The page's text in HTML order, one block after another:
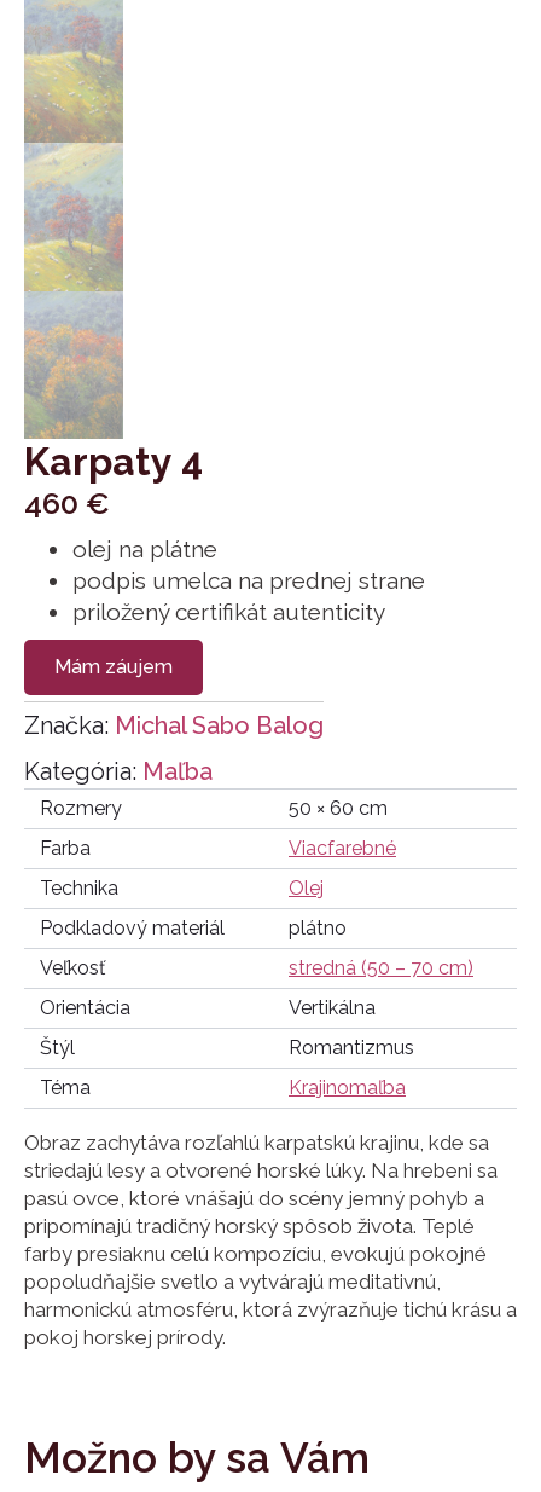
Karpaty 4
460 €
olej na plátne
podpis umelca na prednej strane
priložený certifikát autenticity
Mám záujem
Kategória: Maľba
Značka: Michal Sabo Balog
Rozmery
50 × 60 cm
Farba
Viacfarebné
Technika
Olej
Podkladový materiál
plátno
Veľkosť
stredná (50 – 70 cm)
Orientácia
Vertikálna
Štýl
Romantizmus
Téma
Krajinomaľba
Obraz zachytáva rozľahlú karpatskú krajinu, kde sa
striedajú lesy a otvorené horské lúky. Na hrebeni sa
pasú ovce, ktoré vnášajú do scény jemný pohyb a
pripomínajú tradičný horský spôsob života. Teplé
farby presiaknu celú kompozíciu, evokujú pokojné
popoludňajšie svetlo a vytvárajú meditativnú,
harmonickú atmosféru, ktorá zvýrazňuje tichú krásu a
pokoj horskej prírody.
Možno by sa Vám